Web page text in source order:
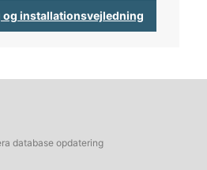
og installationsvejledning
database opdatering